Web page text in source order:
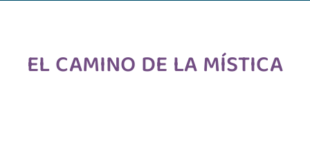
EL CAMINO DE LA MÍSTICA